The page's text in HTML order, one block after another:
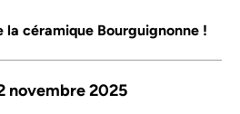
céramique Bourguignonne !
novembre 2025